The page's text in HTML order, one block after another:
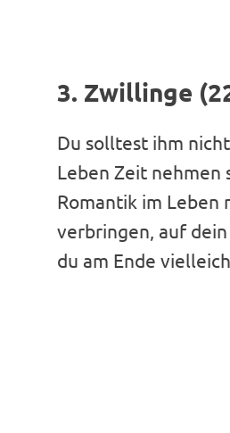
3. Zwillinge
Du solltest ihm
Leben Zeit nehmen
Romantik im Leben
verbringen, auf
du am Ende